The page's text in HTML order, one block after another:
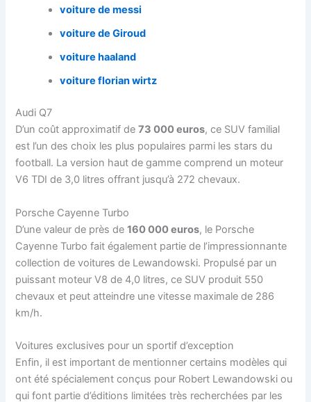
voiture de messi
voiture de Giroud
voiture haaland
voiture florian wirtz
Audi Q7
D’un coût approximatif de73 000 euros, ce SUV familial
est l’un des choix les plus populaires parmi les stars du
football. La version haut de gamme comprend un moteur
V6 TDI de 3,0 litres offrant jusqu’à 272 chevaux.
Porsche Cayenne Turbo
D’une valeur de près de160 000 euros, le Porsche
Cayenne Turbo fait également partie de l’impressionnante
collection de voitures de Lewandowski. Propulsé par un
puissant moteur V8 de 4,0 litres, ce SUV produit 550
chevaux et peut atteindre une vitesse maximale de 286
km/h.
Voitures exclusives pour un sportif d’exception
Enfin, il est important de mentionner certains modèles qui
ont été spécialement conçus pour Robert Lewandowski ou
qui font partie d’éditions limitées très recherchées par les